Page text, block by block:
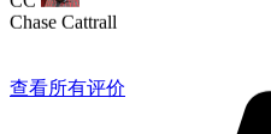
查看所有评价